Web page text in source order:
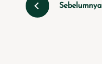
Sebelumnya